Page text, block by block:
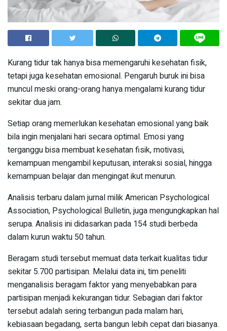
Kurang tidur tak hanya bisa memengaruhi kesehatan fisik,
tetapi juga kesehatan emosional. Pengaruh buruk ini bisa
muncul meski orang-orang hanya mengalami kurang tidur
sekitar dua jam.
Setiap orang memerlukan kesehatan emosional yang baik
bila ingin menjalani hari secara optimal. Emosi yang
terganggu bisa membuat kesehatan fisik, motivasi,
kemampuan mengambil keputusan, interaksi sosial, hingga
kemampuan belajar dan mengingat ikut menurun.
Analisis terbaru dalam jurnal milik American Psychological
Association, Psychological Bulletin, juga mengungkapkan hal
serupa. Analisis ini didasarkan pada 154 studi berbeda
dalam kurun waktu 50 tahun.
Beragam studi tersebut memuat data terkait kualitas tidur
sekitar 5.700 partisipan. Melalui data ini, tim peneliti
menganalisis beragam faktor yang menyebabkan para
partisipan menjadi kekurangan tidur. Sebagian dari faktor
tersebut adalah sering terbangun pada malam hari,
kebiasaan begadang, serta bangun lebih cepat dari biasanya.